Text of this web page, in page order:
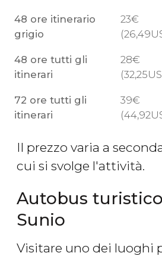
48 ore itinerario
grigio
23€
(26,49
48 ore tutti gli
itinerari
28€
(32,25
72 ore tutti gli
itinerari
39€
(44,92
Il prezzo varia a
cui si svolge l'attività.
Autobus
Sunio
Visitare uno dei luoghi